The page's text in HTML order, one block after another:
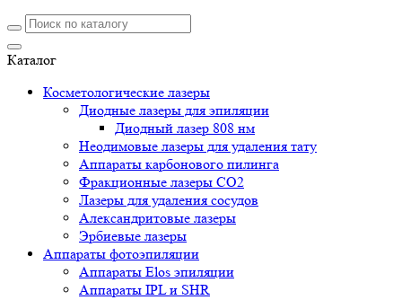
Каталог
Косметологические лазеры
Диодные лазеры для эпиляции
Диодный лазер 808 нм
Неодимовые лазеры для удаления тату
Аппараты карбонового пилинга
Фракционные лазеры CO2
Лазеры для удаления сосудов
Александритовые лазеры
Эрбиевые лазеры
Аппараты фотоэпиляции
Аппараты Elos эпиляции
Аппараты IPL и SHR